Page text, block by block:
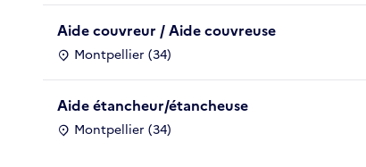
Aide couvreur / Aide couvreuse
Montpellier (34)
Aide étancheur/étancheuse
Montpellier (34)